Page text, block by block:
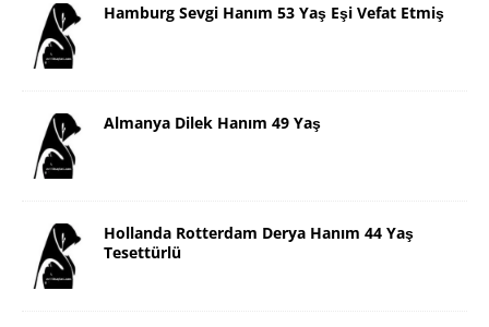
Hamburg Sevgi Hanım 53 Yaş Eşi Vefat Etmiş
Almanya Dilek Hanım 49 Yaş
Hollanda Rotterdam Derya Hanım 44 Yaş
Tesettürlü